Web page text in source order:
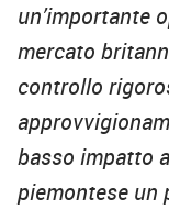
un’importante
mercato
controllo
basso impatto
piemontese un